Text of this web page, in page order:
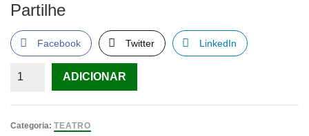
Partilhe
Facebook Twitter LinkedIn
Quantidade
Bernardo
ADICIONAR
Categoria: TEATRO